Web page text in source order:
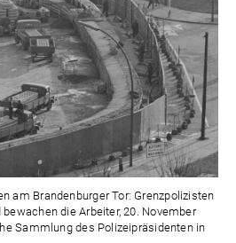
am Brandenburger Tor: Grenzpolizisten
die Arbeiter, 20. November
Sammlung des Polizeipräsidenten in